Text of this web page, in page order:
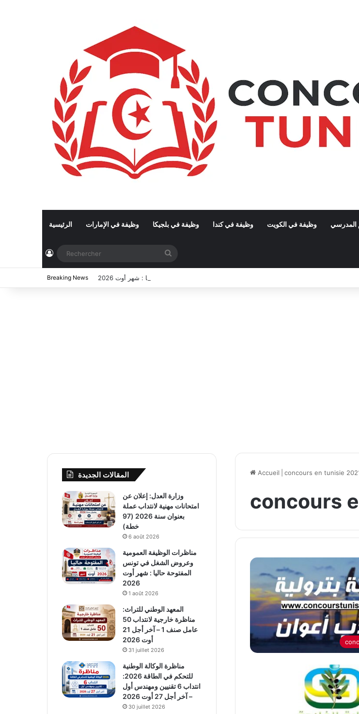
الرئيسية وظيفة في الإمارات وظيفة في بلجيكا وظيفة في كندا وظيفة في الكويت المدرسي
Connexion
Breaking News مناظرات الوظيفة العمومية وعروض الشغل في تونس المفتوحة حاليا : شهر أوت 2026
Accueil concours en tunisie
concours
المقالات الجديدة
وزارة العدل: إعلان عن
امتحانات مهنية لانتداب عملة
بعنوان سنة 2026 (97
خطة)
6 août 2026
مناظرات الوظيفة العمومية
وعروض الشغل في تونس
المفتوحة حاليا : شهر أوت
2026
1 août 2026
المعهد الوطني للتراث:
مناظرة خارجية لانتداب 50
عامل صنف 1 – آخر أجل 21
أوت 2026
31 juillet 2026
مناظرة الوكالة الوطنية
للتحكم في الطاقة 2026:
انتداب 6 تقنيين ومهندس أول
– آخر أجل 27 أوت 2026
30 juillet 2026